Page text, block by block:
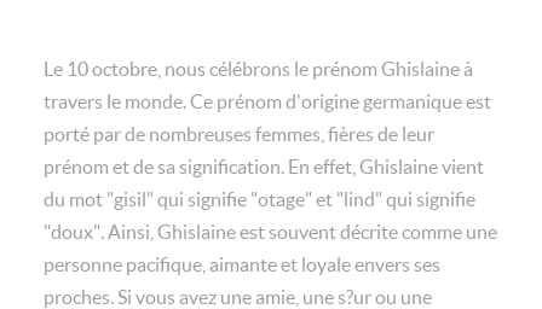
Le 10 octobre, nous célébrons le prénom Ghislaine à
travers le monde. Ce prénom d'origine germanique est
porté par de nombreuses femmes, fières de leur
prénom et de sa signification. En effet, Ghislaine vient
du mot "gisil" qui signifie "otage" et "lind" qui signifie
"doux". Ainsi, Ghislaine est souvent décrite comme une
personne pacifique, aimante et loyale envers ses
proches. Si vous avez une amie, une s?ur ou une